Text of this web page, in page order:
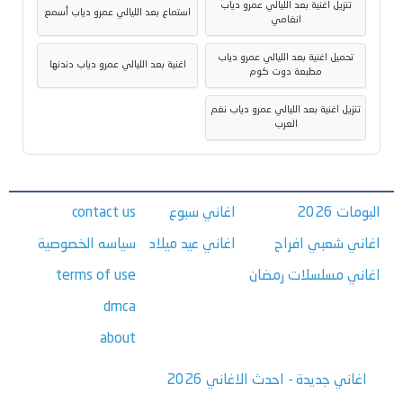
تنزيل اغنية بعد الليالي عمرو دياب
انغامي
استماع بعد الليالي عمرو دياب أسمع
تحميل اغنية بعد الليالي عمرو دياب
مطبعة دوت كوم
اغنية بعد الليالي عمرو دياب دندنها
تنزيل اغنية بعد الليالي عمرو دياب نغم
العرب
البومات 2026
اغاني شعبي افراح
اغاني مسلسلات رمضان
اغاني سبوع
اغاني عيد ميلاد
contact us
سياسه الخصوصية
terms of use
dmca
about
اغاني جديدة - احدث الاغاني 2026